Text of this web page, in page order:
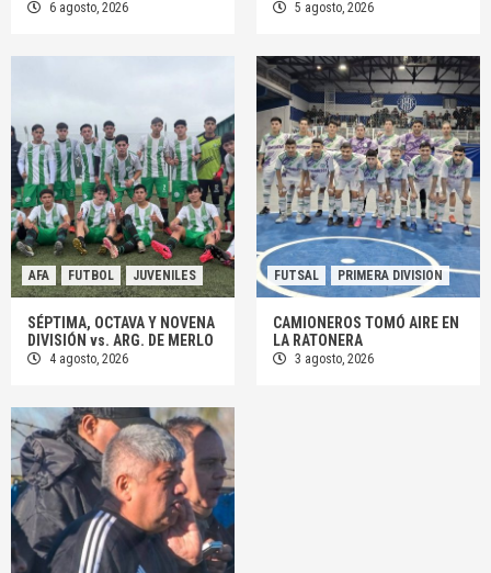
6 agosto, 2026 5 agosto, 2026
AFA FUTBOL JUVENILES
SÉPTIMA, OCTAVA Y NOVENA
DIVISIÓN vs. ARG. DE MERLO
4 agosto, 2026
FUTSAL PRIMERA DIVISION
CAMIONEROS TOMÓ AIRE EN
LA RATONERA
3 agosto, 2026